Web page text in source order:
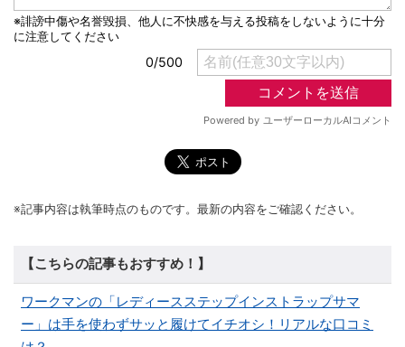
※記事内容は執筆時点のものです。最新の内容をご確認ください。
【こちらの記事もおすすめ！】
ワークマンの「レディースステップインストラップサマ
ー」は手を使わずサッと履けてイチオシ！リアルな口コミ